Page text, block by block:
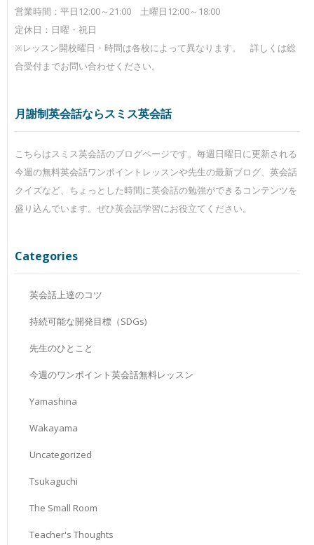
営業時間：平日12:00～21:00 土曜日12:00～18:00
定休日：日曜・祝日
※レッスン開校曜日・時間は各校によって異なります。 詳しくは総
合受付までお問い合わせください。
月謝制英会話ならスミス英会話
こちらはスミス英会話のブログページです。毎週日曜日に更新される
今週の無料英会話ワンポイントレッスンや先生の最新ブログ、英会話
クイズなど、ちょっとした時間に英会話の勉強ができるコンテンツを
盛り込んでいます。ぜひ英会話学習にお役立てください。
Categories
英会話上達のコツ
持続可能な開発目標（SDGs)
先生のひとこと
今週のワンポイント英会話無料レッスン
Yamashina
Wakayama
Uncategorized
Tsukaguchi
The Small Room
Teacher's Thoughts